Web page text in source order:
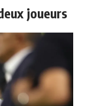
joueurs